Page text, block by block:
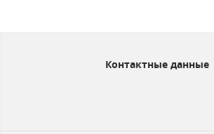
Контактные данные